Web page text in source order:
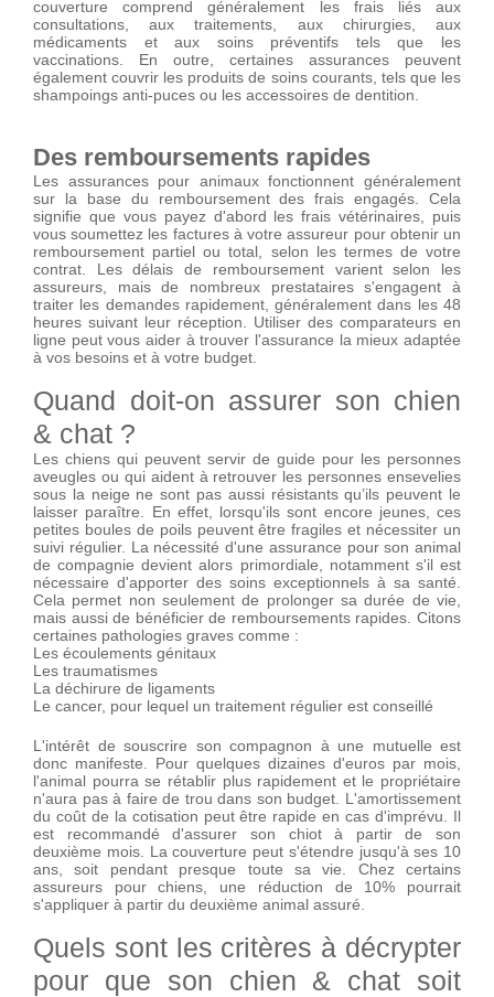
couverture comprend généralement les frais liés aux
consultations, aux traitements, aux chirurgies, aux
médicaments et aux soins préventifs tels que les
vaccinations. En outre, certaines assurances peuvent
également couvrir les produits de soins courants, tels que les
shampoings anti-puces ou les accessoires de dentition.
Des remboursements rapides
Les assurances pour animaux fonctionnent généralement
sur la base du remboursement des frais engagés. Cela
signifie que vous payez d'abord les frais vétérinaires, puis
vous soumettez les factures à votre assureur pour obtenir un
remboursement partiel ou total, selon les termes de votre
contrat. Les délais de remboursement varient selon les
assureurs, mais de nombreux prestataires s'engagent à
traiter les demandes rapidement, généralement dans les 48
heures suivant leur réception. Utiliser des comparateurs en
ligne peut vous aider à trouver l'assurance la mieux adaptée
à vos besoins et à votre budget.
Quand doit-on assurer son chien
& chat ?
Les chiens qui peuvent servir de guide pour les personnes
aveugles ou qui aident à retrouver les personnes ensevelies
sous la neige ne sont pas aussi résistants qu’ils peuvent le
laisser paraître. En effet, lorsqu'ils sont encore jeunes, ces
petites boules de poils peuvent être fragiles et nécessiter un
suivi régulier. La nécessité d'une assurance pour son animal
de compagnie devient alors primordiale, notamment s'il est
nécessaire d'apporter des soins exceptionnels à sa santé.
Cela permet non seulement de prolonger sa durée de vie,
mais aussi de bénéficier de remboursements rapides. Citons
certaines pathologies graves comme :
Les écoulements génitaux
Les traumatismes
La déchirure de ligaments
Le cancer, pour lequel un traitement régulier est conseillé
L'intérêt de souscrire son compagnon à une mutuelle est
donc manifeste. Pour quelques dizaines d'euros par mois,
l'animal pourra se rétablir plus rapidement et le propriétaire
n'aura pas à faire de trou dans son budget. L'amortissement
du coût de la cotisation peut être rapide en cas d'imprévu. Il
est recommandé d'assurer son chiot à partir de son
deuxième mois. La couverture peut s'étendre jusqu'à ses 10
ans, soit pendant presque toute sa vie. Chez certains
assureurs pour chiens, une réduction de 10% pourrait
s'appliquer à partir du deuxième animal assuré.
Quels sont les critères à décrypter
pour que son chien & chat soit